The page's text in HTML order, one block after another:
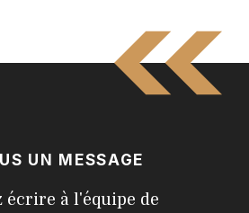
UN MESSAGE
écrire à l'équipe de